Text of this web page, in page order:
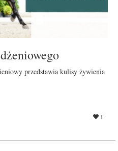
przedstawia kulisy żywienia
1